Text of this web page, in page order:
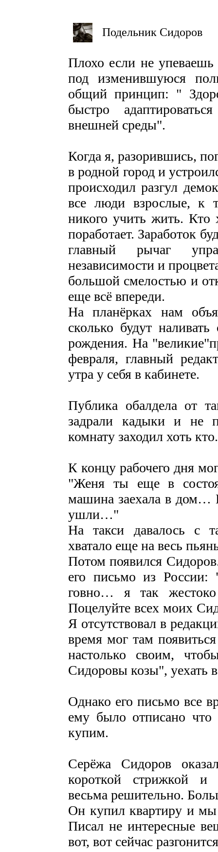
Подельник Сидоров
Плохо если не упеваешь
под изменившуюся
общий принцип: "
быстро
внешней среды".
Когда я, разорившись,
в родной город и
происходил разгул
все люди взрослые, к
никого учить жить. Кто
поработает. Заработок
главный рычаг
независимости и
большой смелостью и
еще всё впереди.
На планёрках нам
сколько будут
рождения. На
февраля, главный
утра у себя в кабинете.
Публика обалдела от
задрали кадыки и не
комнату заходил хоть кто.
К концу рабочего дня
"Женя ты еще в
машина заехала в дом…
ушли…"
На такси давалось с
хватало еще на весь
Потом появился
его письмо из
говно… я так
Поцелуйте всех моих
Я отсутствовал в
время мог там
настолько своим,
Сидоровы козы", уехать
Однако его письмо все
ему было отписано что
купим.
Серёжа Сидоров
короткой стрижкой и
весьма решительно.
Он купил квартиру и мы
Писал не интересные
вот, вот сейчас